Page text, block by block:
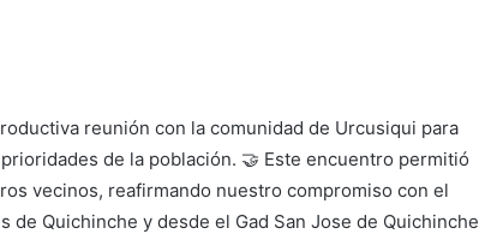
reunión con la comunidad de Urcusiqui para
de la población. 🤝 Este encuentro permitió
vecinos, reafirmando nuestro compromiso con el
Quichinche y desde el Gad San Jose de Quichinche